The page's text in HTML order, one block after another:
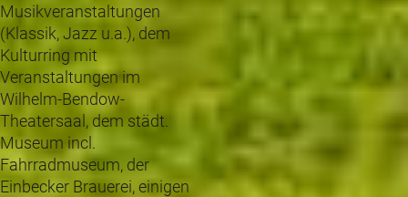
Musikveranstaltungen
(Klassik, Jazz u.a.), dem
Kulturring mit
Veranstaltungen im
Wilhelm-Bendow-
Theatersaal, dem städt.
Museum incl.
Fahrradmuseum, der
Einbecker Brauerei, einigen